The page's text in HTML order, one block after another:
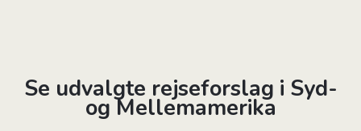
Se udvalgte rejseforslag i Syd-
og Mellemamerika